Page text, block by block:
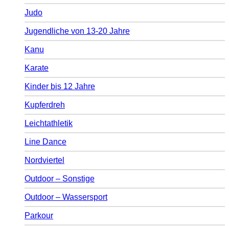
Judo
Jugendliche von 13-20 Jahre
Kanu
Karate
Kinder bis 12 Jahre
Kupferdreh
Leichtathletik
Line Dance
Nordviertel
Outdoor – Sonstige
Outdoor – Wassersport
Parkour